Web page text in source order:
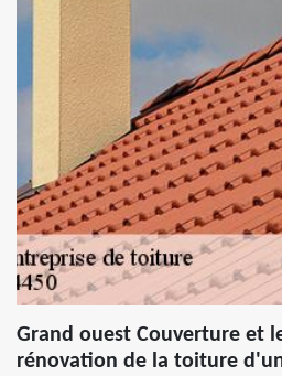
Grand ouest Couverture et
rénovation de la toiture